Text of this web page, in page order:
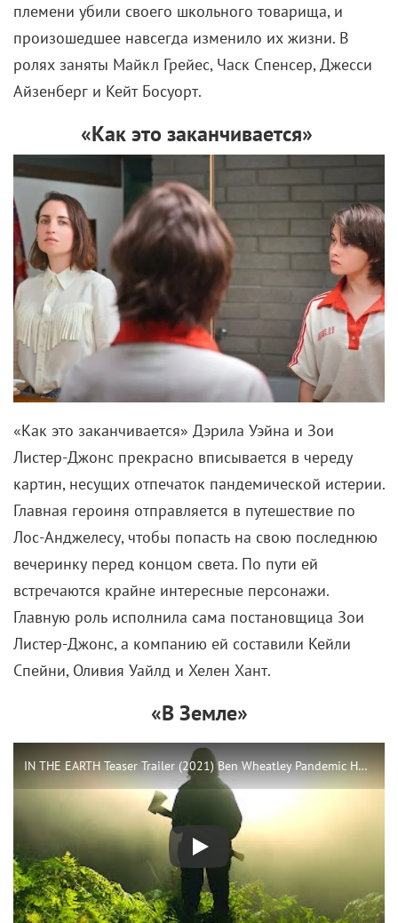
племени убили своего школьного товарища, и
произошедшее навсегда изменило их жизни. В
ролях заняты Майкл Грейес, Часк Спенсер, Джесси
Айзенберг и Кейт Босуорт.
«Как это заканчивается»
«Как это заканчивается» Дэрила Уэйна и Зои
Листер-Джонс прекрасно вписывается в череду
картин, несущих отпечаток пандемической истерии.
Главная героиня отправляется в путешествие по
Лос-Анджелесу, чтобы попасть на свою последнюю
вечеринку перед концом света. По пути ей
встречаются крайне интересные персонажи.
Главную роль исполнила сама постановщица Зои
Листер-Джонс, а компанию ей составили Кейли
Спейни, Оливия Уайлд и Хелен Хант.
«В Земле»
IN THE EARTH Teaser Trailer (2021) Ben Wheatley Pandemic Horror